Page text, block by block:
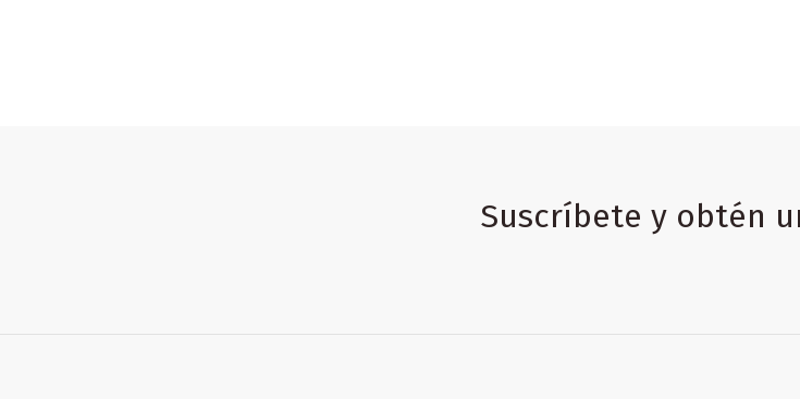
Suscríbete y obtén